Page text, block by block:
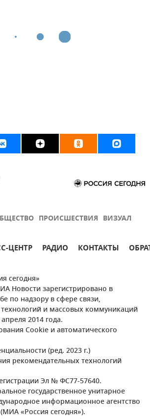
ПРОИСШЕСТВИЯ ВИЗУАЛ
ЦЕНТР РАДИО КОНТАКТЫ
сегодня»
Новости зарегистрировано в
по надзору в сфере связи,
и массовых коммуникаций
2014 года.
Cookie и автоматического
(ред. 2023 г.)
рекомендательных технологий
Эл № ФС77-57640.
государственное унитарное
информационное агентство
(МИА «Россия сегодня»).